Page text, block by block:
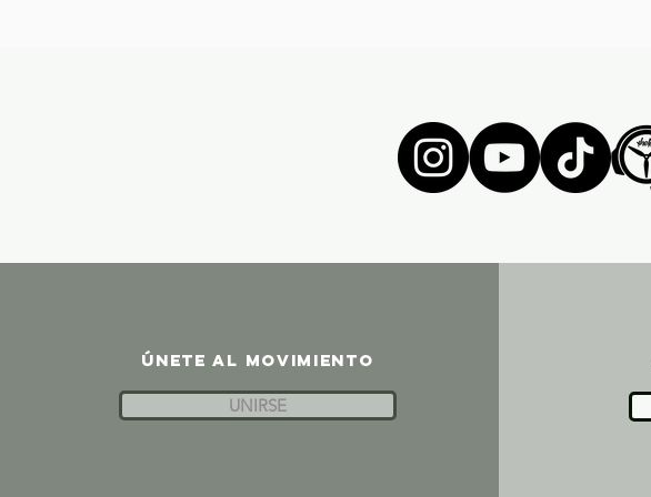
ÚNETE AL MOVIMIENTO
UNIRSE